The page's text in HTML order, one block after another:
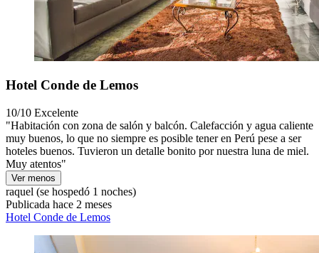
Hotel Conde de Lemos
10/10 Excelente
"Habitación con zona de salón y balcón. Calefacción y agua caliente
muy buenos, lo que no siempre es posible tener en Perú pese a ser
hoteles buenos. Tuvieron un detalle bonito por nuestra luna de miel.
Muy atentos"
Ver menos
raquel (se hospedó 1 noches)
Publicada hace 2 meses
Hotel Conde de Lemos